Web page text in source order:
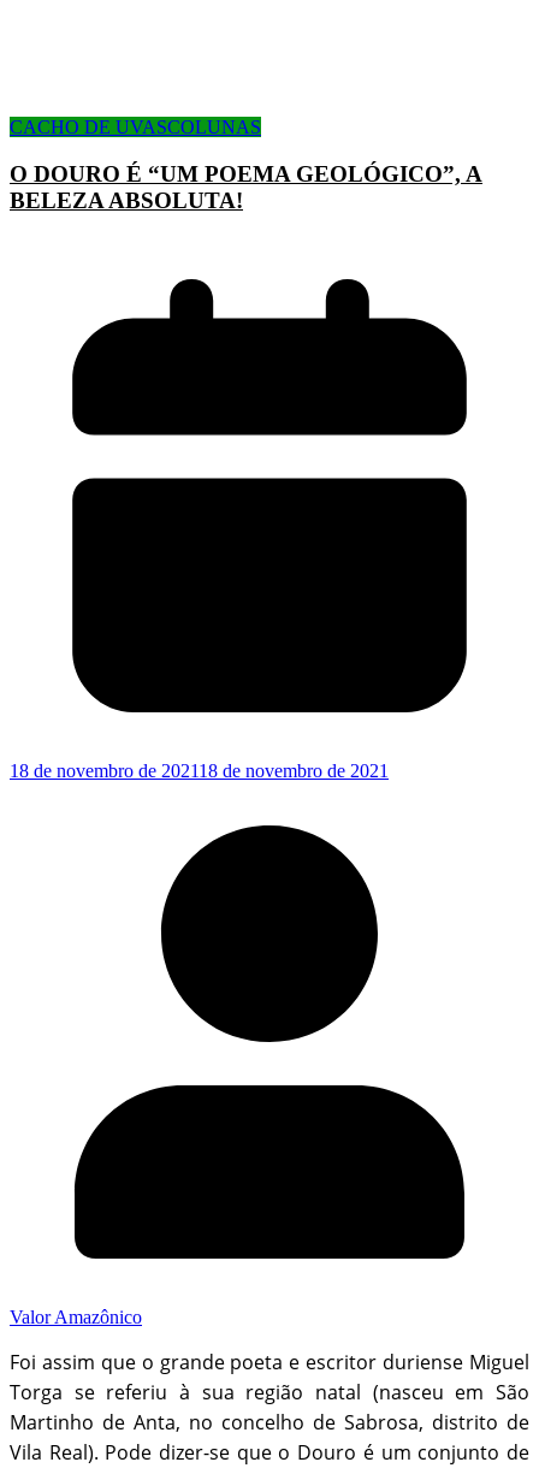
CACHO DE UVASCOLUNAS
O DOURO É “UM POEMA GEOLÓGICO”, A
BELEZA ABSOLUTA!
18 de novembro de 202118 de novembro de 2021
Valor Amazônico
Foi assim que o grande poeta e escritor duriense Miguel
Torga se referiu à sua região natal (nasceu em São
Martinho de Anta, no concelho de Sabrosa, distrito de
Vila Real). Pode dizer-se que o Douro é um conjunto de